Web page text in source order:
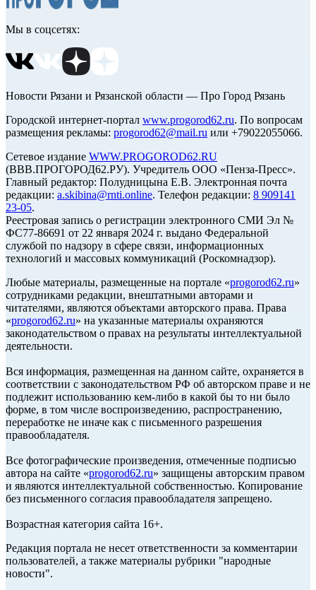
Мы в соцсетях:
Новости Рязани и Рязанской области — Про Город Рязань
Городской интернет-портал www.progorod62.ru. По вопросам
размещения рекламы: progorod62@mail.ru или +79022055066.
Сетевое издание WWW.PROGOROD62.RU
(ВВВ.ПРОГОРОД62.РУ). Учредитель ООО «Пенза-Пресс».
Главный редактор: Полудницына Е.В. Электронная почта
редакции: a.skibina@rnti.online. Телефон редакции: 8 909141
23-05.
Реестровая запись о регистрации электронного СМИ Эл №
ФС77-86691 от 22 января 2024 г. выдано Федеральной
службой по надзору в сфере связи, информационных
технологий и массовых коммуникаций (Роскомнадзор).
Любые материалы, размещенные на портале «progorod62.ru»
сотрудниками редакции, внештатными авторами и
читателями, являются объектами авторского права. Права
«progorod62.ru» на указанные материалы охраняются
законодательством о правах на результаты интеллектуальной
деятельности.
Вся информация, размещенная на данном сайте, охраняется в
соответствии с законодательством РФ об авторском праве и не
подлежит использованию кем-либо в какой бы то ни было
форме, в том числе воспроизведению, распространению,
переработке не иначе как с письменного разрешения
правообладателя.
Все фотографические произведения, отмеченные подписью
автора на сайте «progorod62.ru» защищены авторским правом
и являются интеллектуальной собственностью. Копирование
без письменного согласия правообладателя запрещено.
Возрастная категория сайта 16+.
Редакция портала не несет ответственности за комментарии
пользователей, а также материалы рубрики "народные
новости".